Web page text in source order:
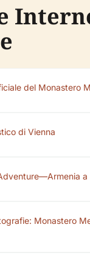
del Monastero
di Vienna
a
Monastero